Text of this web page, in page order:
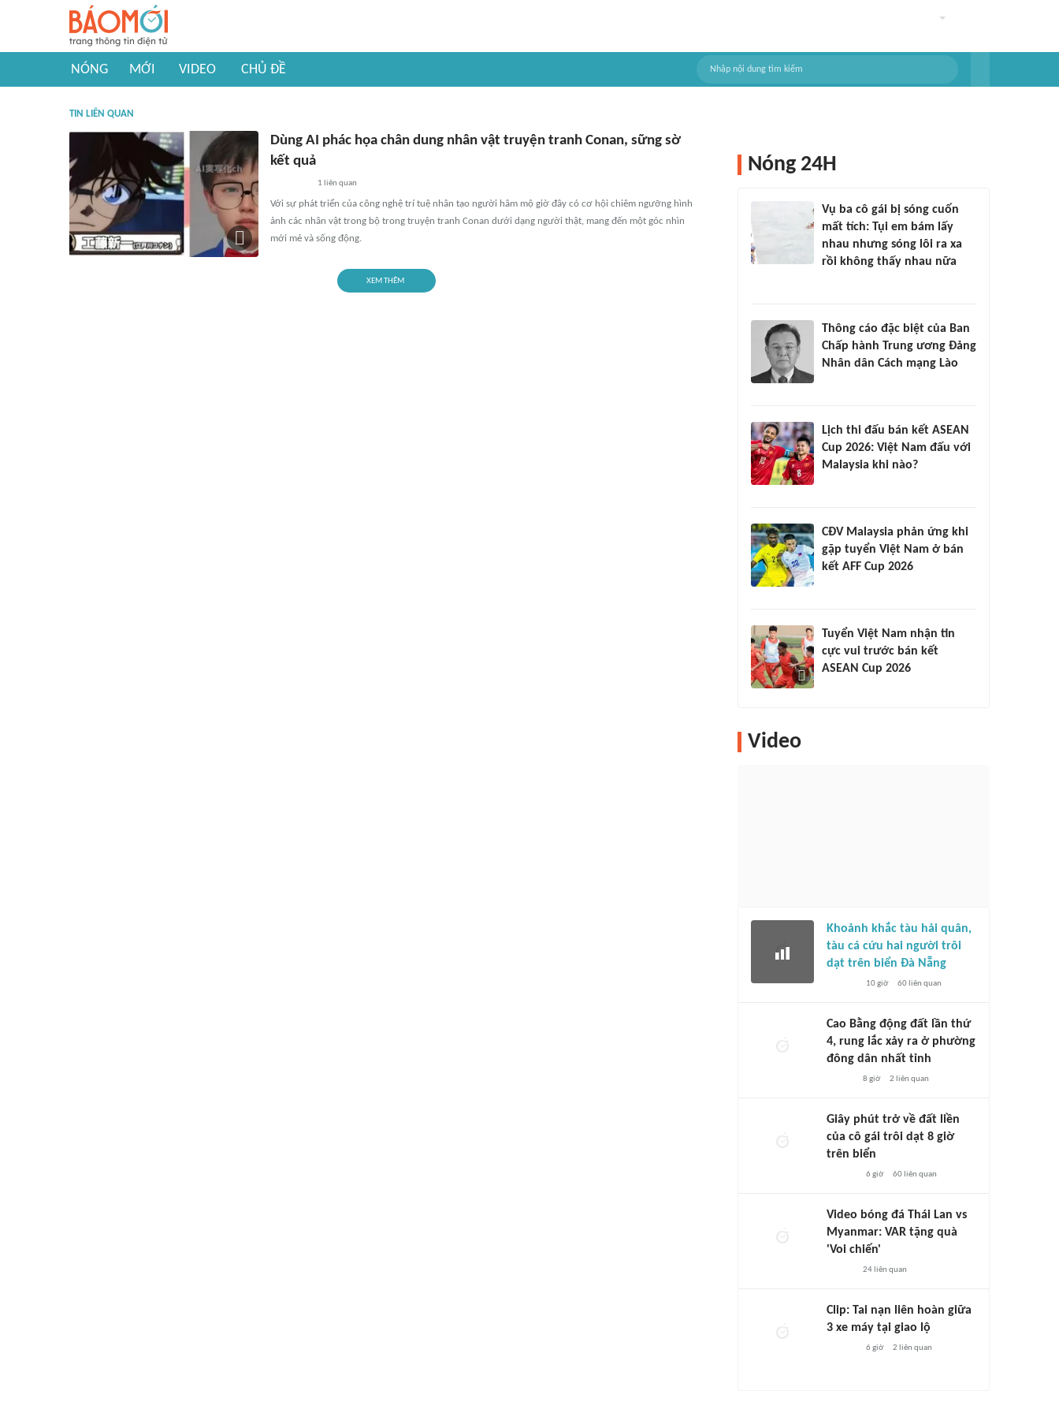
NÓNG MỚI VIDEO CHỦ ĐỀ
TIN LIÊN QUAN
Dùng AI phác họa chân dung nhân vật truyện tranh Conan, sững sờ
kết quả
1 liên quan
Với sự phát triển của công nghệ trí tuệ nhân tạo người hâm mộ giờ đây có cơ hội chiêm ngưỡng hình
ảnh các nhân vật trong bộ trong truyện tranh Conan dưới dạng người thật, mang đến một góc nhìn
mới mẻ và sống động.
XEM THÊM
Nóng 24H
Vụ ba cô gái bị sóng cuốn
mất tích: Tụi em bám lấy
nhau nhưng sóng lôi ra xa
rồi không thấy nhau nữa
Thông cáo đặc biệt của Ban
Chấp hành Trung ương Đảng
Nhân dân Cách mạng Lào
Lịch thi đấu bán kết ASEAN
Cup 2026: Việt Nam đấu với
Malaysia khi nào?
CĐV Malaysia phản ứng khi
gặp tuyển Việt Nam ở bán
kết AFF Cup 2026
Tuyển Việt Nam nhận tin
cực vui trước bán kết
ASEAN Cup 2026
Video
Khoảnh khắc tàu hải quân,
tàu cá cứu hai người trôi
dạt trên biển Đà Nẵng
10 giờ 60liên quan
Cao Bằng động đất lần thứ
4, rung lắc xảy ra ở phường
đông dân nhất tỉnh
8 giờ 2 liên quan
Giây phút trở về đất liền
của cô gái trôi dạt 8 giờ
trên biển
6 giờ 60liên quan
Video bóng đá Thái Lan vs
Myanmar: VAR tặng quà
'Voi chiến'
24liên quan
Clip: Tai nạn liên hoàn giữa
3 xe máy tại giao lộ
6 giờ 2 liên quan